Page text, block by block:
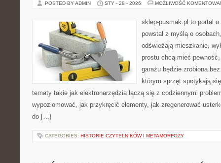
POSTED BY ADMIN STY - 28 - 2026 MOŻLIWOŚĆ
sklep-pusmak.pl to portal
powstał z myślą o
odświeżają mieszkanie,
prostu chcą mieć
garażu będzie zrobiona
którym sprzęt spotykają
tematy takie jak elektronarzędzia łączą się z codziennymi
wypoziomować, jak przykręcić elementy, jak zregenerować
do […]
CATEGORIES: HISTORIE CZYTELNIKÓW I METAMORFOZY